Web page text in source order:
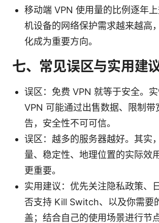
移动端 VPN 使用量的比例逐年
机设备的网络保护需求越来越高
化成为重要方向。
七、常见误区与实用建
误区：免费 VPN 就等于安全。
VPN 可能通过出售数据、限制带
告，安全性不可可信。
误区：越多的服务器越好。其实
量、稳定性、地理位置的实际效
更重要。
实用建议：优先关注隐私政策、
否支持 Kill Switch、以及你需要
盖；结合自己的使用场景进行节